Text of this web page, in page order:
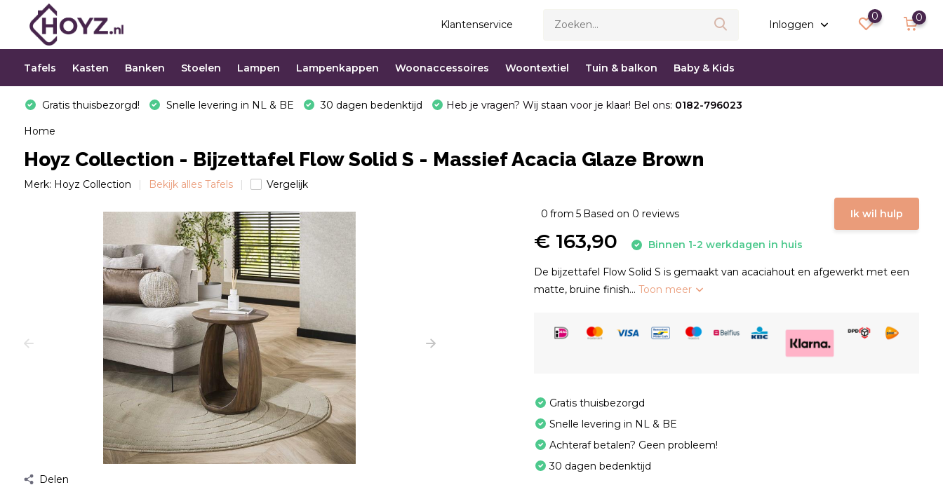
Klantenservice Inloggen
0 0
Tafels Kasten Banken Stoelen Lampen Lampenkappen Woonaccessoires Woontextiel Tuin & balkon Baby & Kids
Gratis thuisbezorgd! Snelle levering in NL & BE 30 dagen bedenktijd Heb je vragen? Wij staan voor je klaar! Bel ons: 0182-796023
Home
Hoyz Collection - Bijzettafel Flow Solid S - Massief Acacia Glaze Brown
Merk: Hoyz Collection Bekijk alles Tafels Vergelijk
Delen
0 from 5 Based on 0 reviews Ik wil hulp
€ 163,90 Binnen 1-2 werkdagen in huis
De bijzettafel Flow Solid S is gemaakt van acaciahout en afgewerkt met een
matte, bruine finish...Toon meer
Gratis thuisbezorgd
Snelle levering in NL & BE
Achteraf betalen? Geen probleem!
30 dagen bedenktijd